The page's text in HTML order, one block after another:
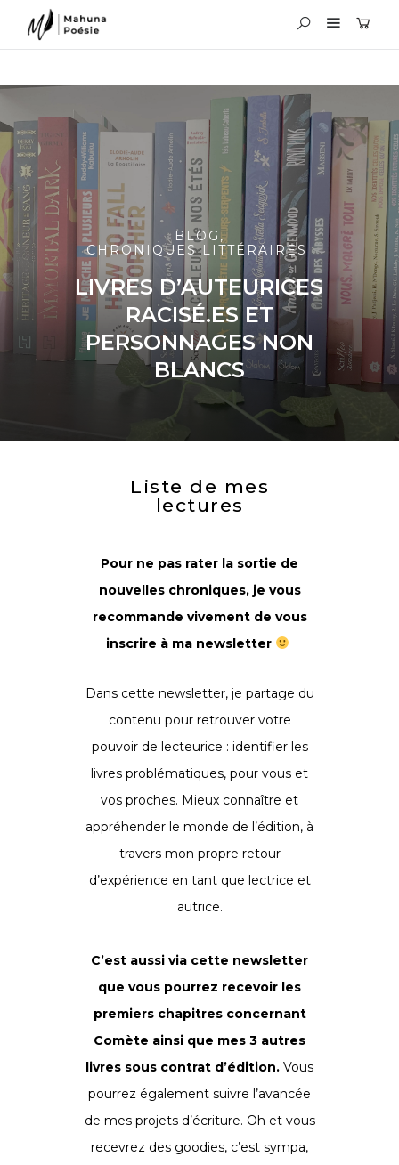
BLOG ,
CHRONIQUES LITTÉRAIRES
LIVRES D’AUTEURICES
RACISÉ.ES ET
PERSONNAGES NON
BLANCS
Liste de mes
lectures
Pour ne pas rater la sortie de
nouvelles chroniques, je vous
recommande vivement de vous
inscrire à ma newsletter
Dans cette newsletter, je partage du
contenu pour retrouver votre
pouvoir de lecteurice : identifier les
livres problématiques, pour vous et
vos proches. Mieux connaître et
appréhender le monde de l’édition, à
travers mon propre retour
d’expérience en tant que lectrice et
autrice.
C’est aussi via cette newsletter
que vous pourrez recevoir les
premiers chapitres concernant
Comète ainsi que mes 3 autres
livres sous contrat d’édition. Vous
pourrez également suivre l’avancée
de mes projets d’écriture. Oh et vous
recevrez des goodies, c’est sympa,